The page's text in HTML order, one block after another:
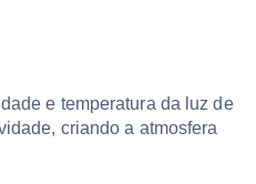
e temperatura da luz de
criando a atmosfera